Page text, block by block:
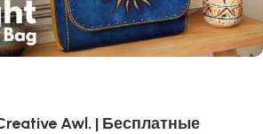
Awl. | Бесплатные